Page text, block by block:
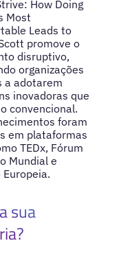
How Doing
Most
Leads to
promove o
disruptivo,
organizações
a adotarem
inovadoras que
convencional.
foram
em plataformas
TEDx, Fórum
Mundial e
Europeia.
sua